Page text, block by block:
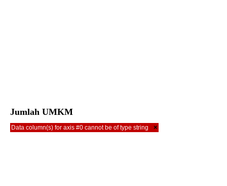
Jumlah UMKM
Data column(s) for axis #0 cannot be of type string ×